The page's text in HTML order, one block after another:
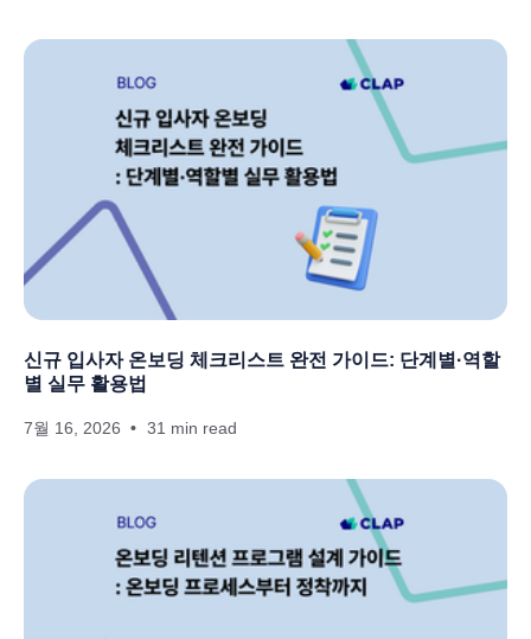
신규 입사자 온보딩 체크리스트 완전 가이드: 단계별·역할
별 실무 활용법
7월 16, 2026 31 min read